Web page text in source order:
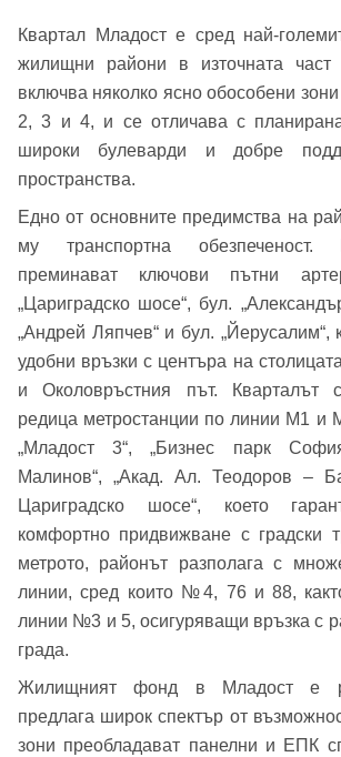
Квартал Младост е сред най-
жилищни райони в източната
включва няколко ясно обособени
2, 3 и 4, и се отличава с
широки булеварди и добре
пространства.
Едно от основните предимства на
му транспортна
преминават ключови пътни
„Цариградско шосе“, бул.
„Андрей Ляпчев“ и бул. „Йерусалим“,
удобни връзки с центъра на
и Околовръстния път. Кварталът
редица метростанции по линии М1 и
„Младост 3“, „Бизнес парк
Малинов“, „Акад. Ал. Теодоров –
Цариградско шосе“, което
комфортно придвижване с градски
метрото, районът разполага с
линии, сред които №4, 76 и 88,
линии №3 и 5, осигуряващи връзка с
града.
Жилищният фонд в Младост е
предлага широк спектър от
зони преобладават панелни и ЕПК